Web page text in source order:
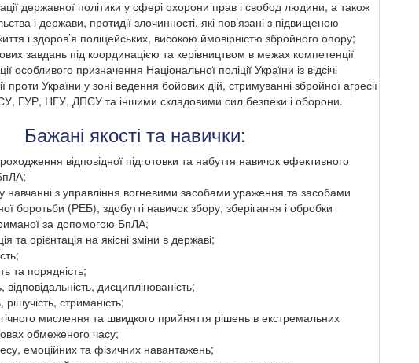
державної політики у сфері охорони прав і свобод людини, а також
і держави, протидії злочинності, які пов’язані з підвищеною
і здоров’я поліцейських, високою ймовірністю збройного опору;
завдань під координацією та керівництвом в межах компетенції
особливого призначення Національної поліції України із відсічі
проти України у зоні ведення бойових дій, стримуванні збройної агресії
ГУР, НГУ, ДПСУ та іншими складовими сил безпеки і оборони.
Бажані якості та навички:
відповідної підготовки та набуття навичок ефективного
у навчанні з управління вогневими засобами ураження та засобами
боротьби (РЕБ), здобутті навичок збору, зберігання і обробки
за допомогою БпЛА;
та орієнтація на якісні зміни в державі;
та порядність;
відповідальність, дисциплінованість;
рішучість, стриманість;
мислення та швидкого прийняття рішень в екстремальних
обмеженого часу;
емоційних та фізичних навантажень;